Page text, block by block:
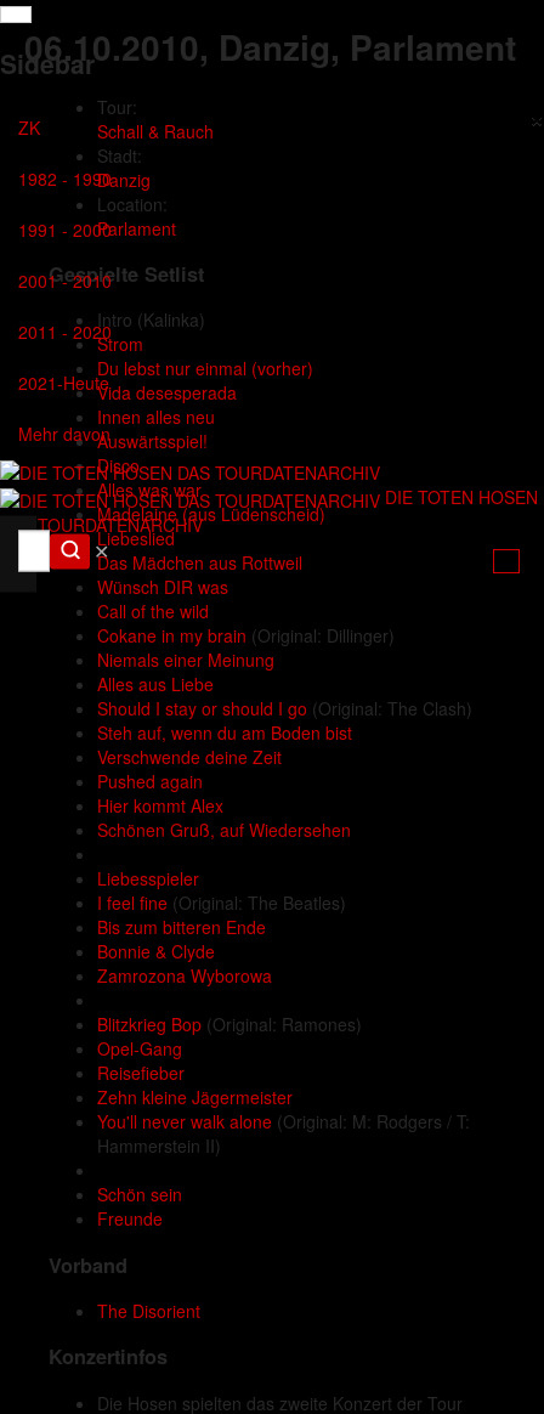
Sidebar
×
ZK
1982 - 1990
1991 - 2000
2001 - 2010
2011 - 2020
2021-Heute
Mehr davon
DIE TOTEN HOSEN
DAS TOURDATENARCHIV
✕
06.10.2010, Danzig, Parlament
Tour:
Schall & Rauch
Stadt:
Danzig
Location:
Parlament
Gespielte Setlist
Intro (Kalinka)
Strom
Du lebst nur einmal (vorher)
Vida desesperada
Innen alles neu
Auswärtsspiel!
Disco
Alles was war
Madelaine (aus Lüdenscheid)
Liebeslied
Das Mädchen aus Rottweil
Wünsch DIR was
Call of the wild
Cokane in my brain (Original: Dillinger)
Niemals einer Meinung
Alles aus Liebe
Should I stay or should I go (Original: The Clash)
Steh auf, wenn du am Boden bist
Verschwende deine Zeit
Pushed again
Hier kommt Alex
Schönen Gruß, auf Wiedersehen
Liebesspieler
I feel fine (Original: The Beatles)
Bis zum bitteren Ende
Bonnie & Clyde
Zamrozona Wyborowa
Blitzkrieg Bop (Original: Ramones)
Opel-Gang
Reisefieber
Zehn kleine Jägermeister
You'll never walk alone (Original: M: Rodgers / T:
Hammerstein II)
Schön sein
Freunde
Vorband
The Disorient
Konzertinfos
Die Hosen spielten das zweite Konzert der Tour